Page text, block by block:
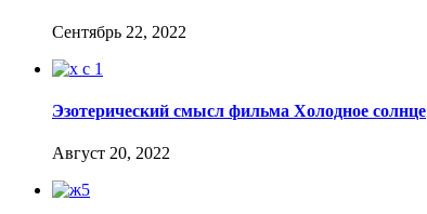
Сентябрь 22, 2022
Эзотерический смысл фильма Холодное солнце
Август 20, 2022